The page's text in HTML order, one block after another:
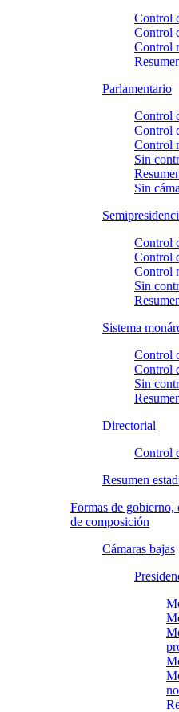
Control
Control
Control
Parlamentario
Control
Control
Control
Sin
Sin
Control
Control
Control
Sin
Sistema
Control
Control
Sin
Directorial
Control
Resumen
Formas de gobierno,
de composición
Cámaras bajas